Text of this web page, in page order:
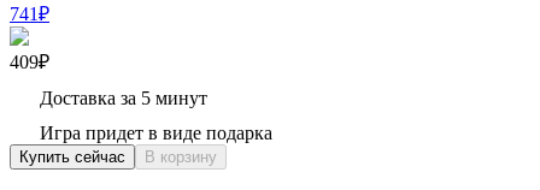
741₽
409₽
Доставка за 5 минут
Игра придет в виде подарка
Купить сейчас В корзину